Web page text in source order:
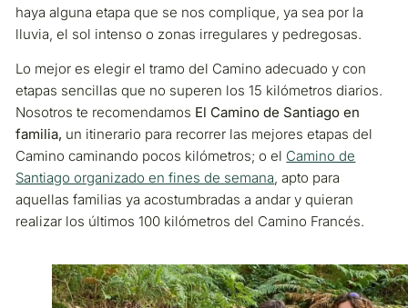
haya alguna etapa que se nos complique, ya sea por la
lluvia, el sol intenso o zonas irregulares y pedregosas.
Lo mejor es elegir el tramo del Camino adecuado y con
etapas sencillas que no superen los 15 kilómetros diarios.
Nosotros te recomendamos El Camino de Santiago en
familia, un itinerario para recorrer las mejores etapas del
Camino caminando pocos kilómetros; o el Camino de
Santiago organizado en fines de semana, apto para
aquellas familias ya acostumbradas a andar y quieran
realizar los últimos 100 kilómetros del Camino Francés.